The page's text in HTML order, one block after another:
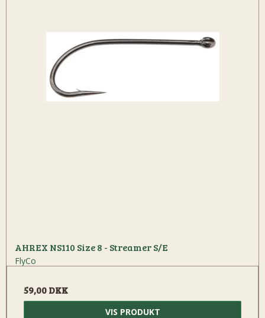
AHREX NS110 Size 8 - Streamer S/E
FlyCo
59,00 DKK
VIS PRODUKT